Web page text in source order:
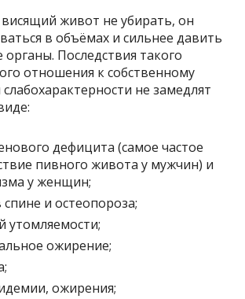
живот не убирать, он
в объёмах и сильнее давить
Последствия такого
отношения к собственному
не замедлят
дефицита (самое частое
пивного живота у мужчин) и
у женщин;
спине и остеопороза;
утомляемости;
ожирение;
ожирения;